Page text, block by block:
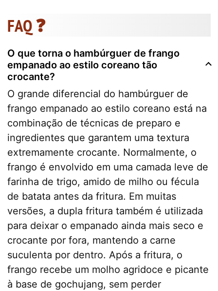
FAQ ❓
O que torna o hambúrguer de frango
empanado ao estilo coreano tão
crocante?
O grande diferencial do hambúrguer de
frango empanado ao estilo coreano está na
combinação de técnicas de preparo e
ingredientes que garantem uma textura
extremamente crocante. Normalmente, o
frango é envolvido em uma camada leve de
farinha de trigo, amido de milho ou fécula
de batata antes da fritura. Em muitas
versões, a dupla fritura também é utilizada
para deixar o empanado ainda mais seco e
crocante por fora, mantendo a carne
suculenta por dentro. Após a fritura, o
frango recebe um molho agridoce e picante
à base de gochujang, sem perder